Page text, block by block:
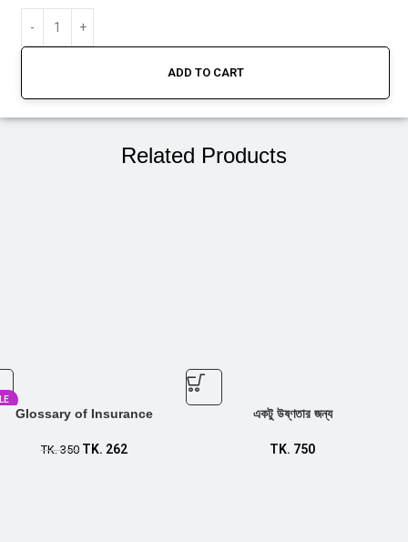
ADD TO CART
Related Products
Glossary of Insurance
TK.350 TK. 262
একটু উষ্ণতার জন্য
TK. 750